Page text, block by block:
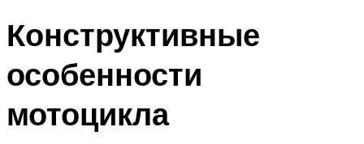
Конструктивные
особенности
мотоцикла